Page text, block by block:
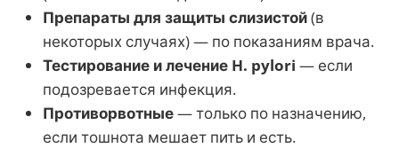
Препараты для защиты слизистой(в
некоторых случаях) — по показаниям врача.
Тестирование и лечение H. pylori — если
подозревается инфекция.
Противорвотные— только по назначению,
если тошнота мешает пить и есть.